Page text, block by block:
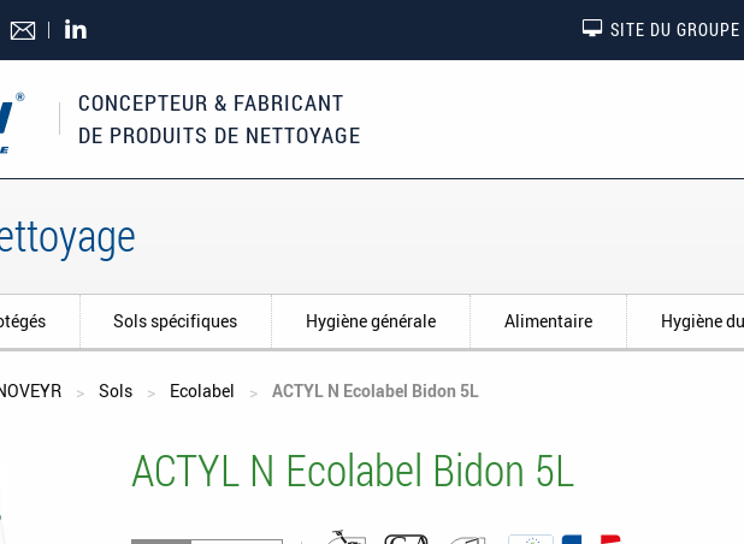
SITE DU GROUPE
CONCEPTEUR & FABRICANT
DE PRODUITS DE NETTOYAGE
Sols spécifiques Hygiène générale Alimentaire Hygiène
Sols Ecolabel ACTYL N Ecolabel Bidon 5L
ACTYL N Ecolabel Bidon 5L